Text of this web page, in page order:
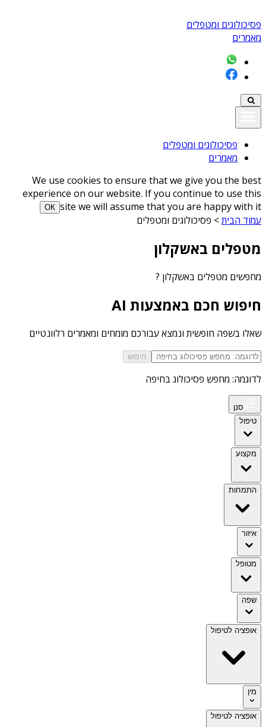
פסיכולוגים ומטפלים
מאמרים
פסיכולוגים ומטפלים
מאמרים
We use cookies to ensure that we give you the best
experience on our website. If you continue to use this
site we will assume that you are happy with it
ОК
עמוד הבית> פסיכולוגים ומטפלים
מטפלים באשקלון
מחפשים מטפלים באשקלון ?
חיפוש חכם באמצעות AI
שאלו בשפה חופשית ונמצא עבורכם מומחים ומאמרים רלוונטיים
חיפוש
לדוגמה: מחפש פסיכולוג בחיפה
סנן
טיפול
מקצוע
התמחות
איזור
מטופל
שפה
אופציה לטיפול
מין
אופציה לטיפול